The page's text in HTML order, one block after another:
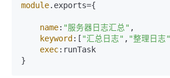
module. exports={
name: "服务器日志汇总" ,
keyword :[ "汇总日志" , "整理日志"
exec:runTask